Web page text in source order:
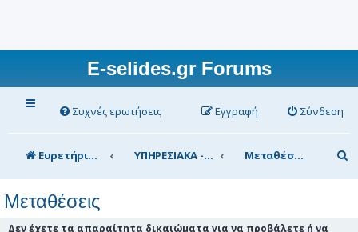
E-selides.gr Forums
Συχνές ερωτήσεις Σύνδεση
Εγγραφή
Ευρετήριο Δ. Συζήτησης ΥΠΗΡΕΣΙΑΚΑ - ΣΥΖΗΤΗΣΕΙΣ (για τα μέλη) Μεταθέσεις
ν
Μεταθέσεις
Δεν έχετε τα απαραίτητα δικαιώματα για να προβάλετε ή να